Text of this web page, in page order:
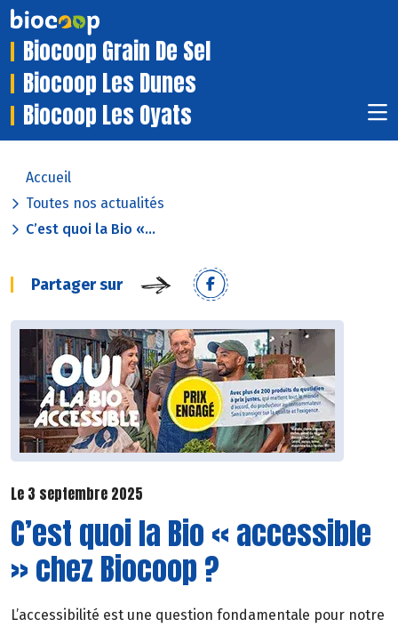
Biocoop Grain De Sel
Biocoop Les Dunes
Biocoop Les Oyats
Accueil
Toutes nos actualités
C’est quoi la Bio «...
Partager sur
Le 3 septembre 2025
C’est quoi la Bio « accessible
» chez Biocoop ?
L’accessibilité est une question fondamentale pour notre